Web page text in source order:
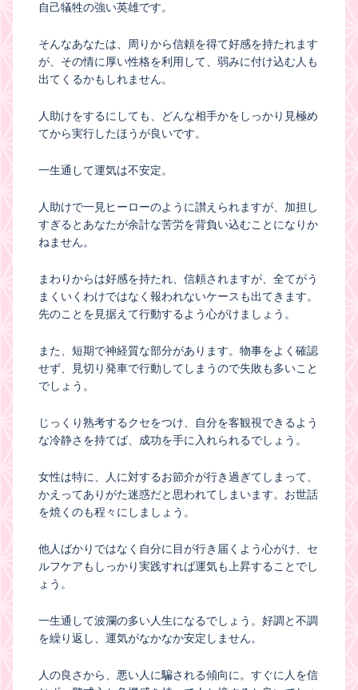
自己犠牲の強い英雄です。
そんなあなたは、周りから信頼を得て好感を持たれます
が、その情に厚い性格を利用して、弱みに付け込む人も
出てくるかもしれません。
人助けをするにしても、どんな相手かをしっかり見極め
てから実行したほうが良いです。
一生通して運気は不安定。
人助けで一見ヒーローのように讃えられますが、加担し
すぎるとあなたが余計な苦労を背負い込むことになりか
ねません。
まわりからは好感を持たれ、信頼されますが、全てがう
まくいくわけではなく報われないケースも出てきます。
先のことを見据えて行動するよう心がけましょう。
また、短期で神経質な部分があります。物事をよく確認
せず、見切り発車で行動してしまうので失敗も多いこと
でしょう。
じっくり熟考するクセをつけ、自分を客観視できるよう
な冷静さを持てば、成功を手に入れられるでしょう。
女性は特に、人に対するお節介が行き過ぎてしまって、
かえってありがた迷惑だと思われてしまいます。お世話
を焼くのも程々にしましょう。
他人ばかりではなく自分に目が行き届くよう心がけ、セ
ルフケアもしっかり実践すれば運気も上昇することでし
ょう。
一生通して波瀾の多い人生になるでしょう。好調と不調
を繰り返し、運気がなかなか安定しません。
人の良さから、悪い人に騙される傾向に。すぐに人を信